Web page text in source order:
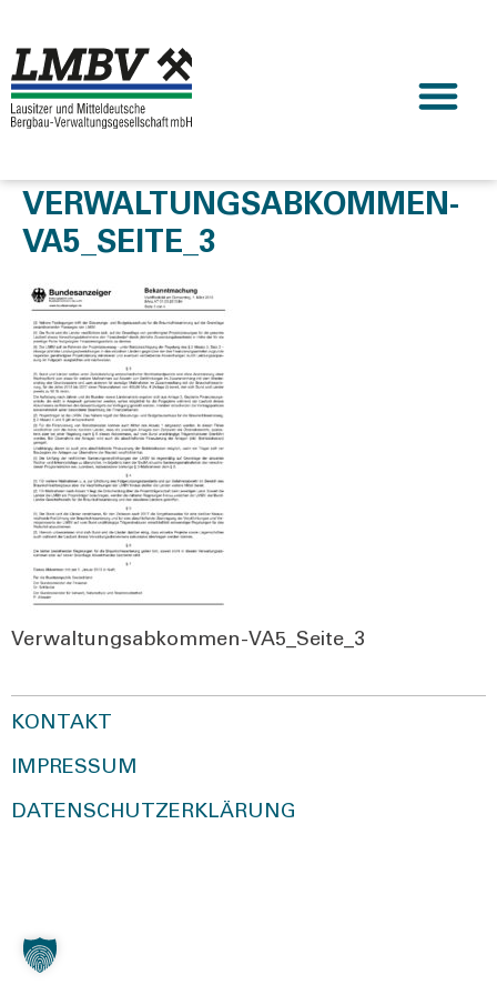
VERWALTUNGSABKOMMEN-
VA5_SEITE_3
Ver­wal­tungs­ab­kom­men-VA5_­Sei­te_3
KONTAKT
IMPRESSUM
DATENSCHUTZERKLÄRUNG